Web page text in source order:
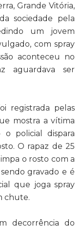
Grande Vitória,
sociedade pela
um jovem
com spray
aconteceu no
aguardava ser
registrada pelas
mostra a vítima
o policial dispara
O rapaz de 25
o rosto com a
gravado e é
que joga spray
chute.
decorrência do